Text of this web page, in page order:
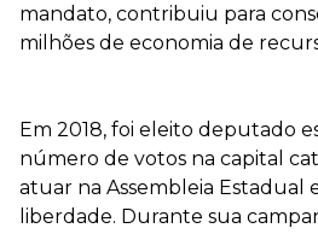
mandato, contribuiu para
milhões de economia de
Em 2018, foi eleito deputado
número de votos na capital
atuar na Assembleia Estadual
liberdade. Durante sua